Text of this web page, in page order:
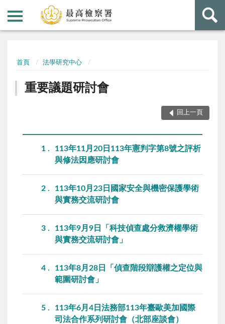
首頁 法學研究中心
重要議題研討會
回上一頁
1
113年11月20日113年憲判字第8號之評析
與修法因應研討會
2
113年10月23日國家安全與機密保護學術
與實務交流研討會
3
113年9月9日「科技偵查處分救濟權學術
與實務交流研討會」
4
113年8月28日「偵查階段辯護權之定位與
範圍研討會」
5
113年6月4日法務部113年臺歐美加國際
司法合作系列研討會（北部座談會）